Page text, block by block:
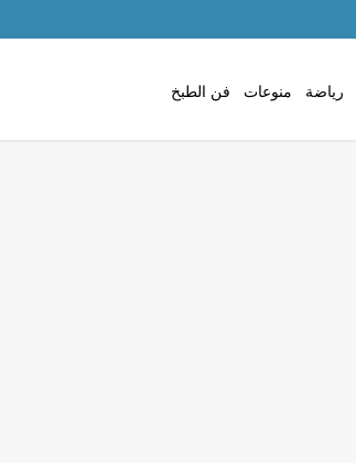
رياضة منوعات فن الطبخ